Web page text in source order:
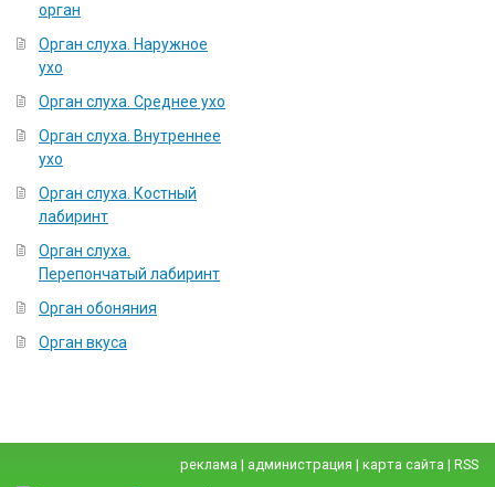
орган
Орган слуха. Наружное
ухо
Орган слуха. Среднее ухо
Орган слуха. Внутреннее
ухо
Орган слуха. Костный
лабиринт
Орган слуха.
Перепончатый лабиринт
Орган обоняния
Орган вкуса
реклама | администрация | карта сайта | RSS